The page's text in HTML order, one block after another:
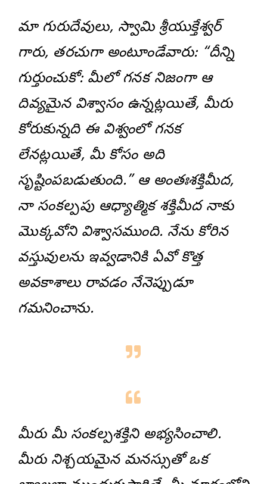
మా గురుదేవులు, స్వామి శ్రీయుక్తేశ్వర్
గారు, తరచుగా అంటూండేవారు: “దీన్ని
గుర్తుంచుకో: మీలో గనక నిజంగా ఆ
దివ్యమైన విశ్వాసం ఉన్నట్లయితే, మీరు
కోరుకున్నది ఈ విశ్వంలో గనక
లేనట్లయితే, మీ కోసం అది
సృష్టింపబడుతుంది.” ఆ అంతఃశక్తిమీద,
నా సంకల్పపు ఆధ్యాత్మిక శక్తిమీద నాకు
మొక్కవోని విశ్వాసముంది. నేను కోరిన
వస్తువులను ఇవ్వడానికి ఏవో కొత్త
అవకాశాలు రావడం నేనెప్పుడూ
గమనించాను.
మీరు మీ సంకల్పశక్తిని అభ్యసించాలి.
మీరు నిశ్చయమైన మనస్సుతో ఒక